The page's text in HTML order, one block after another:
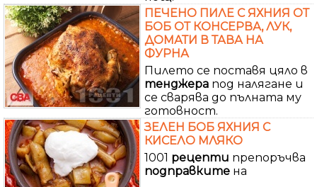
ПЕЧЕНО ПИЛЕ С ЯХНИЯ ОТ
БОБ ОТ КОНСЕРВА, ЛУК,
ДОМАТИ В ТАВА НА
ФУРНА
Пилето се поставя цяло в
тенджера под налягане и
се сварява до пълната му
готовност.
ЗЕЛЕН БОБ ЯХНИЯ С
КИСЕЛО МЛЯКО
1001 рецепти препоръчва
подправките на